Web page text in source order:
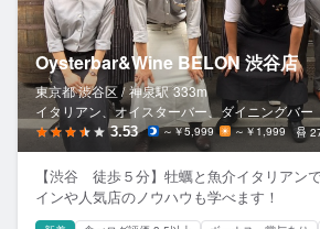
Oysterbar&Wine BELON 渋谷店
東京都 渋谷区 / 神泉駅 333m
イタリアン、オイスターバー、ダイニングバー
3.53 ～￥5,999 ～￥1,999
【渋谷 徒歩５分】牡蠣と魚介イタリアン
インや人気店のノウハウも学べます！